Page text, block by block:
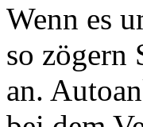
Wenn es
so zögern
an.